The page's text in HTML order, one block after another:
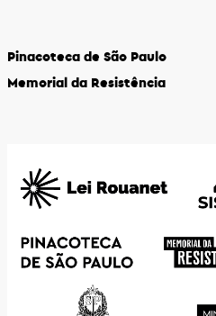
Pinacoteca de São Paulo
Memorial da Resistência